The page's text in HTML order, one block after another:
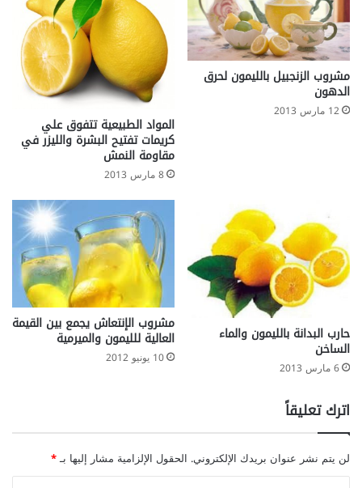
مشروب الزنجبيل بالليمون لحرق
الدهون
12 مارس 2013
المواد الطبيعية تتفوق علي
كريمات تفتيح البشرة والليزر في
مقاومة النمش
8 مارس 2013
حارب البدانة بالليمون والماء
الساخن
6 مارس 2013
مشروب الإنتعاش يجمع بين القيمة
العالية للليمون والميرمية
10 يونيو 2012
اترك تعليقاً
لن يتم نشر عنوان بريدك الإلكتروني. الحقول الإلزامية مشار إليها بـ*